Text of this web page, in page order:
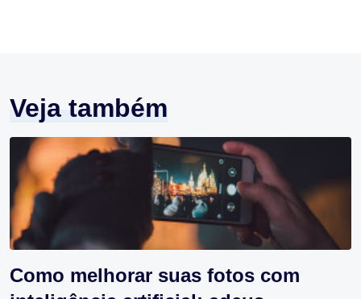
Veja também
Como melhorar suas fotos com